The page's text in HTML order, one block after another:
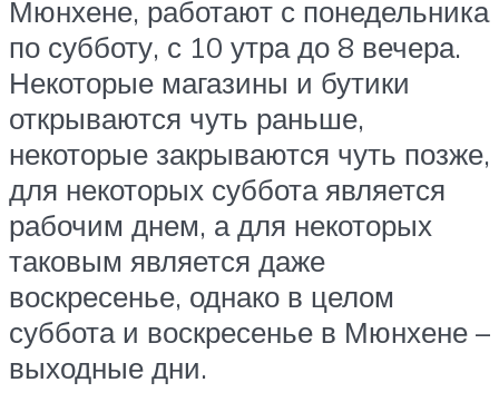
Мюнхене, работают с понедельника
по субботу, с 10 утра до 8 вечера.
Некоторые магазины и бутики
открываются чуть раньше,
некоторые закрываются чуть позже,
для некоторых суббота является
рабочим днем, а для некоторых
таковым является даже
воскресенье, однако в целом
суббота и воскресенье в Мюнхене –
выходные дни.